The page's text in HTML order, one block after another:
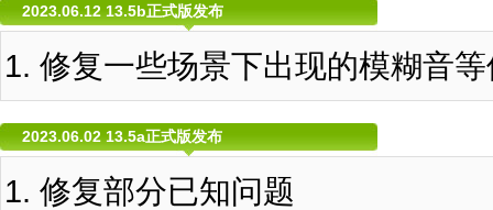
2023.06.12 13.5b正式版发布
修复一些场景下出现的模糊音
2023.06.02 13.5a正式版发布
修复部分已知问题